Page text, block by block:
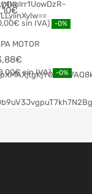
€
€ -0%
MOTOR
€
€ -0%